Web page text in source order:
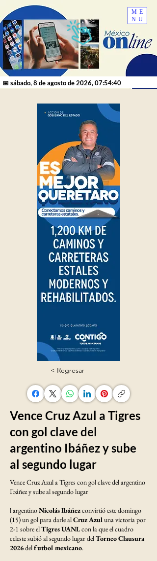
ME
NU
📅 sábado, 8 de agosto de 2026, 07:54:40
< Regresar
Vence Cruz Azul a Tigres
con gol clave del
argentino Ibáñez y sube
al segundo lugar
Vence Cruz Azul a Tigres con gol clave del argentino
Ibáñez y sube al segundo lugar
l argentinoNicolás Ibáñezconvirtió este domingo
(15) un gol para darle alCruz Azuluna victoria por
2-1 sobre elTigres UANLcon la que el cuadro
celeste subió al segundo lugar delTorneo Clausura
2026delfutbol mexicano.